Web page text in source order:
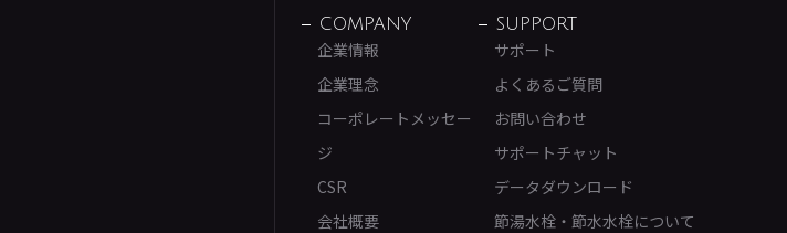
COMPANY
企業情報
企業理念
コーポレートメッセー
ジ
CSR
会社概要
SUPPORT
サポート
よくあるご質問
お問い合わせ
サポートチャット
データダウンロード
節湯水栓・節水水栓について